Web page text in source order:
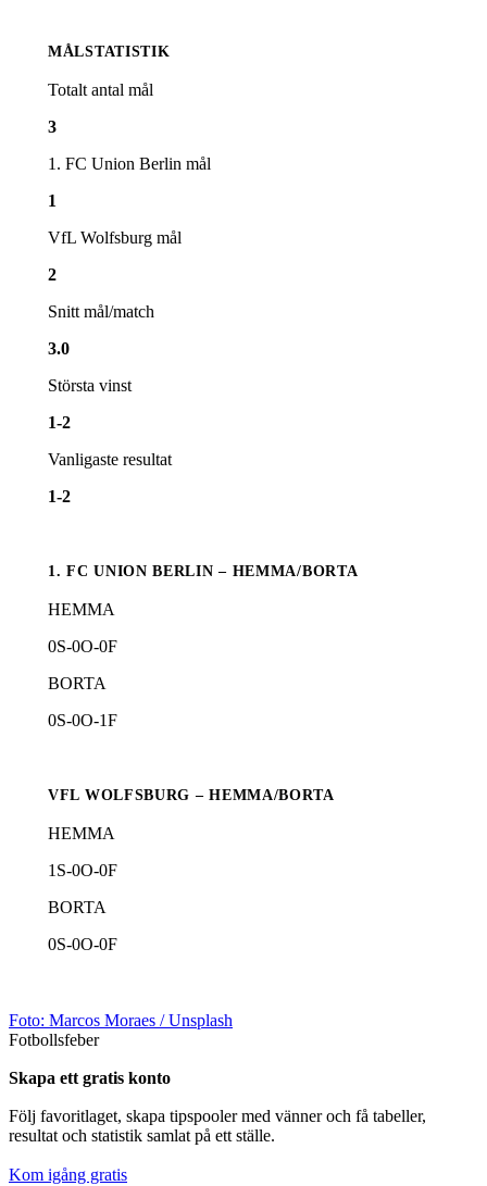
MÅLSTATISTIK
Totalt antal mål
3
1. FC Union Berlin mål
1
VfL Wolfsburg mål
2
Snitt mål/match
3.0
Största vinst
1-2
Vanligaste resultat
1-2
1. FC UNION BERLIN – HEMMA/BORTA
HEMMA
0S-0O-0F
BORTA
0S-0O-1F
VFL WOLFSBURG – HEMMA/BORTA
HEMMA
1 S-0O-0F
BORTA
0S-0O-0F
Foto: Marcos Moraes / Unsplash
Fotbollsfeber
Skapa ett gratis konto
Följ favoritlaget, skapa tipspooler med vänner och få tabeller,
resultat och statistik samlat på ett ställe.
Kom igång gratis